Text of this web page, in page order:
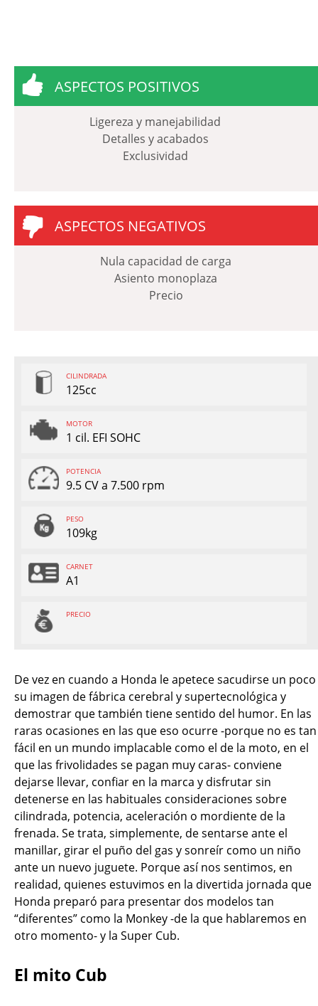
ASPECTOS POSITIVOS
Ligereza y manejabilidad
Detalles y acabados
Exclusividad
ASPECTOS NEGATIVOS
Nula capacidad de carga
Asiento monoplaza
Precio
CILINDRADA
125cc
MOTOR
1 cil. EFI SOHC
POTENCIA
9.5 CV a 7.500 rpm
PESO
109kg
CARNET
A1
PRECIO
De vez en cuando a Honda le apetece sacudirse un poco
su imagen de fábrica cerebral y supertecnológica y
demostrar que también tiene sentido del humor. En las
raras ocasiones en las que eso ocurre -porque no es tan
fácil en un mundo implacable como el de la moto, en el
que las frivolidades se pagan muy caras- conviene
dejarse llevar, confiar en la marca y disfrutar sin
detenerse en las habituales consideraciones sobre
cilindrada, potencia, aceleración o mordiente de la
frenada. Se trata, simplemente, de sentarse ante el
manillar, girar el puño del gas y sonreír como un niño
ante un nuevo juguete. Porque así nos sentimos, en
realidad, quienes estuvimos en la divertida jornada que
Honda preparó para presentar dos modelos tan
“diferentes” como la Monkey -de la que hablaremos en
otro momento- y la Super Cub.
El mito Cub